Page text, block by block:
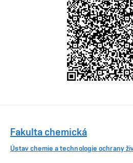
Fakulta chemická
Ústav chemie a technologie ochrany